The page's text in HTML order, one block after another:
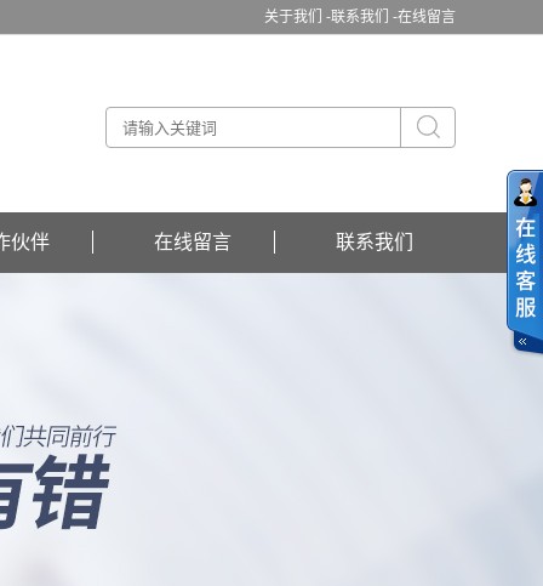
关于我们 -联系我们 -在线留言
伙伴 在线留言 联系我们